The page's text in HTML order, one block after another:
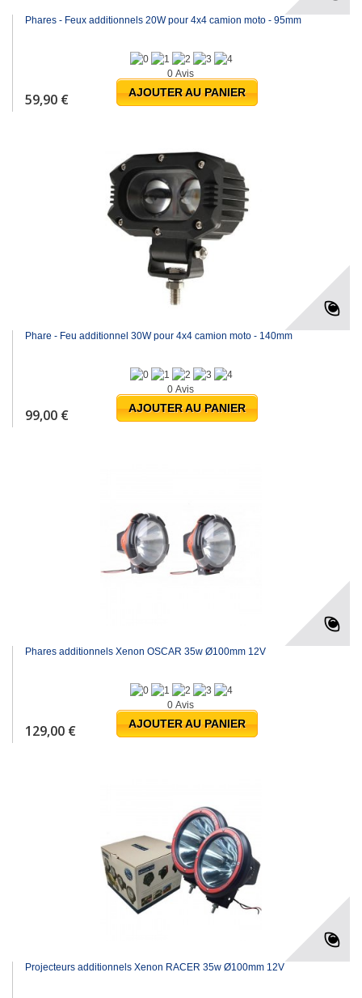
Phares - Feux additionnels 20W pour 4x4 camion moto - 95mm
0 Avis
59,90 € AJOUTER AU PANIER
Phare - Feu additionnel 30W pour 4x4 camion moto - 140mm
0 Avis
99,00 € AJOUTER AU PANIER
Phares additionnels Xenon OSCAR 35w Ø100mm 12V
0 Avis
129,00 € AJOUTER AU PANIER
Projecteurs additionnels Xenon RACER 35w Ø100mm 12V